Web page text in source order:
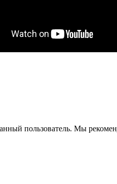
пользователь. Мы